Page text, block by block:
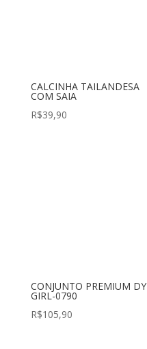
CALCINHA TAILANDESA
COM SAIA
R$39,90
CONJUNTO PREMIUM DY
GIRL-0790
R$105,90